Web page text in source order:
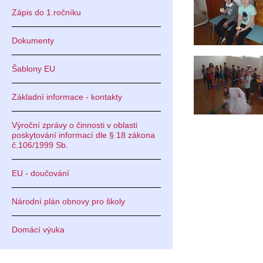
Zápis do 1.ročníku
Dokumenty
Šablony EU
Základní informace - kontakty
Výroční zprávy o činnosti v oblasti
poskytování informací dle § 18 zákona
č.106/1999 Sb.
EU - doučování
Národní plán obnovy pro školy
Domácí výuka